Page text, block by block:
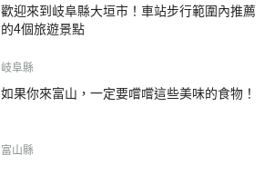
歡迎來到岐阜縣大垣市！車站步行範圍內推薦
的4個旅遊景點
岐阜縣
如果你來富山，一定要嚐嚐這些美味的食物！
富山縣